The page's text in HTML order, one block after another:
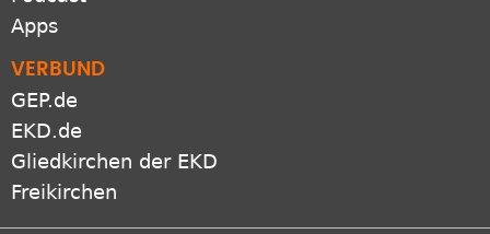
Apps
VERBUND
GEP.de
EKD.de
Gliedkirchen der EKD
Freikirchen